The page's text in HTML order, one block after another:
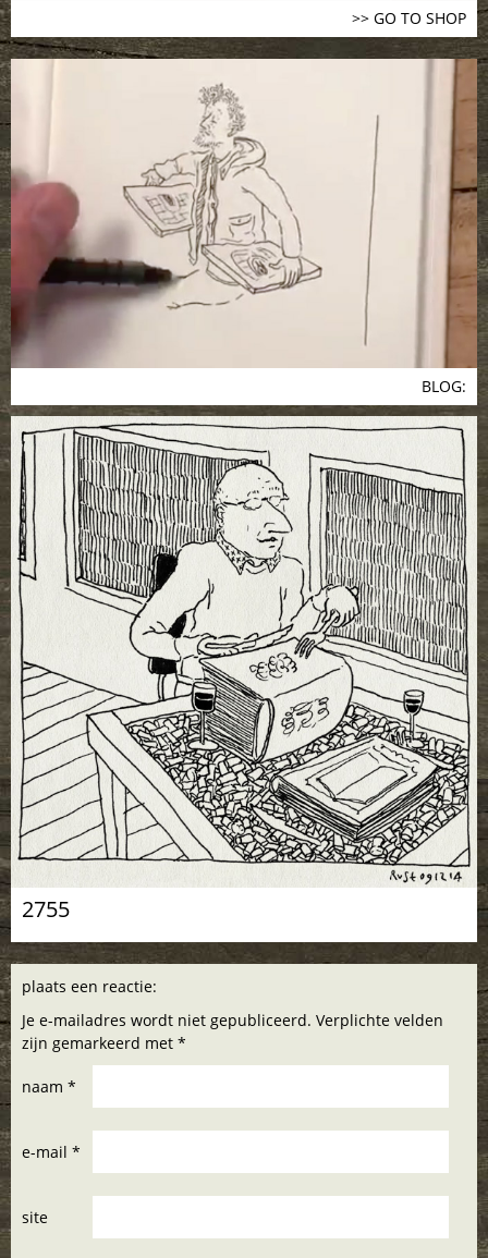
>> GO TO SHOP
BLOG:
2755
plaats een reactie:
Je e-mailadres wordt niet gepubliceerd. Verplichte velden
zijn gemarkeerd met *
naam *
e-mail *
site